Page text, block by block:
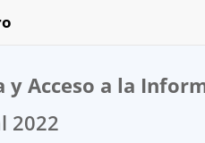
y Acceso a la
2022